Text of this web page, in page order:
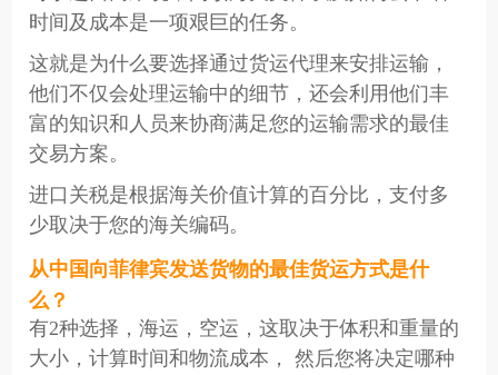
时间及成本是一项艰巨的任务。
这就是为什么要选择通过货运代理来安排运输，
他们不仅会处理运输中的细节，还会利用他们丰
富的知识和人员来协商满足您的运输需求的最佳
交易方案。
进口关税是根据海关价值计算的百分比，支付多
少取决于您的海关编码。
从中国向菲律宾发送货物的最佳货运方式是什
么？
有2种选择，海运，空运，这取决于体积和重量的
大小，计算时间和物流成本， 然后您将决定哪种